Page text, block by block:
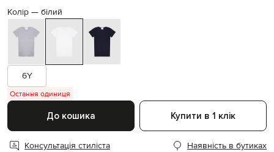
Колір — білий
6Y
Остання одиниця
До кошика Купити в 1 клік
Консультація стиліста Наявність в бутиках